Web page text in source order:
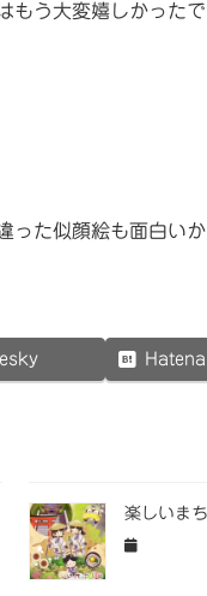
もう大変嬉しかったで
た似顔絵も面白いか
Hatena
楽しいま